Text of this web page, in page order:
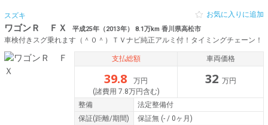
スズキ
ワゴンＲ ＦＸ 平成25年（2013年） 8.1万km 香川県高松市
車検付きスグ乗れます（＾０＾）ＴＶナビ純正アルミ付！タイミングチェーン！
お気に入りに追加
支払総額
39.8
万円
(諸費用 7.8万円含む)
車両価格
32 万円
整備
法定整備付
保証(距離/期間) 保証無 (- / 0ヶ月)